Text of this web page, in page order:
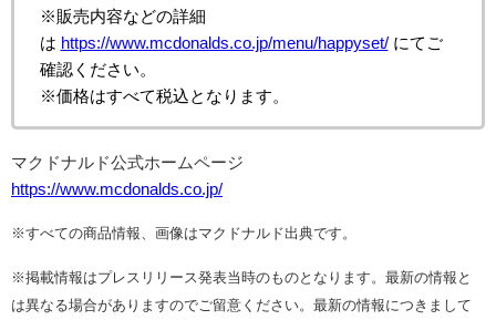
※販売内容などの詳細
は https://www.mcdonalds.co.jp/menu/happyset/にてご
確認ください。
※価格はすべて税込となります。
マクドナルド公式ホームページ
https://www.mcdonalds.co.jp/
※すべての商品情報、画像はマクドナルド出典です。
※掲載情報はプレスリリース発表当時のものとなります。最新の情報と
は異なる場合がありますのでご留意ください。最新の情報につきまして